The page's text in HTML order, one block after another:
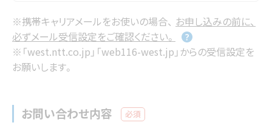
※携帯キャリアメールをお使いの場合、 お申し込みの前に、
必ずメール受信設定をご確認ください。
※「west.ntt.co.jp」「web116-west.jp」からの受信設定を
お願いします。
お問い合わせ内容 必須